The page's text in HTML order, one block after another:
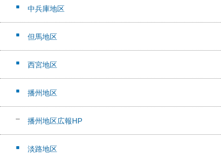
中兵庫地区
但馬地区
西宮地区
播州地区
播州地区広報HP
淡路地区